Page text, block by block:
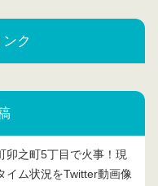
ク
卯之町5丁目で火事！現
イム状況をTwitter動画像